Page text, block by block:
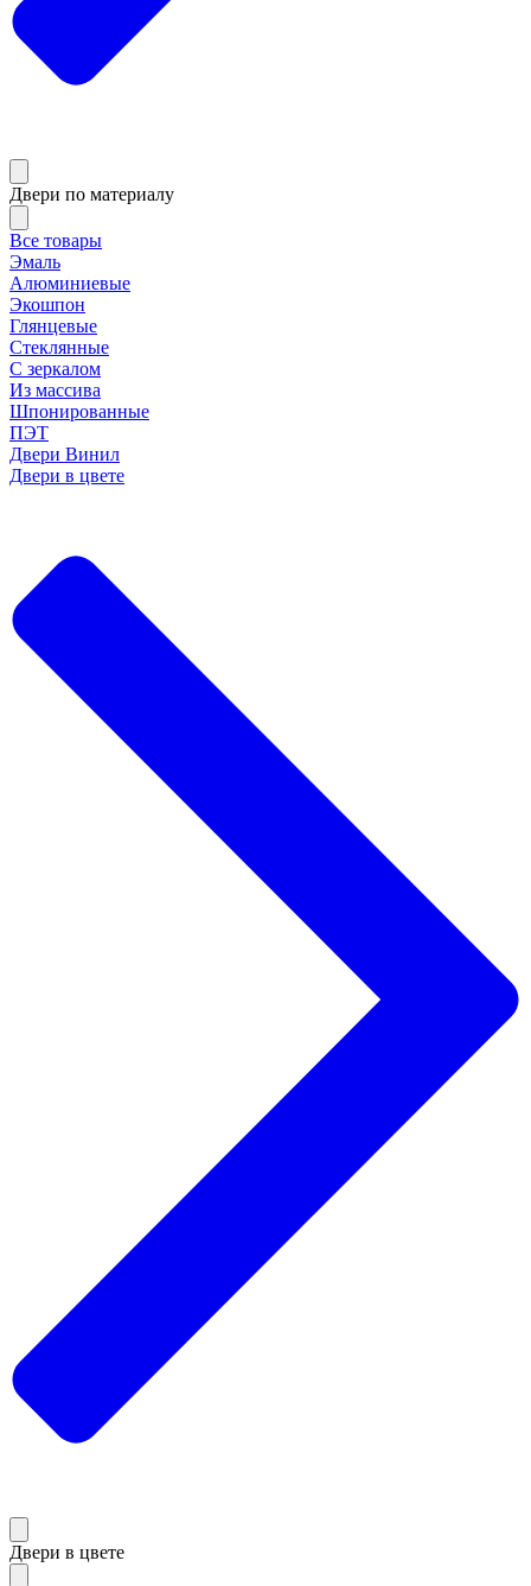
Двери по материалу
Все товары
Эмаль
Алюминиевые
Экошпон
Глянцевые
Стеклянные
С зеркалом
Из массива
Шпонированные
ПЭТ
Двери Винил
Двери в цвете
Двери в цвете